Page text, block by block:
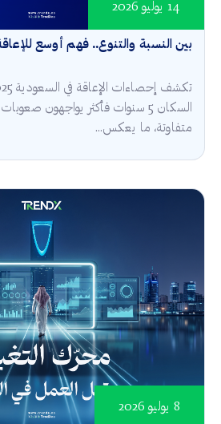
بين النسبة والتنوع.. فهم أوسع
14 يوليو 2026
السكان 5 سنوات فأكثر يواجهون
متفاوتة، ما يعكس...
8 يوليو 2026